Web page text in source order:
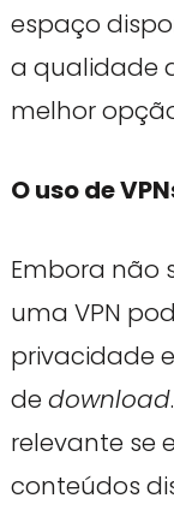
espaço
a qualidade
melhor
O uso de
Embora não
uma VPN
privacidade
de download
relevante se
conteúdos